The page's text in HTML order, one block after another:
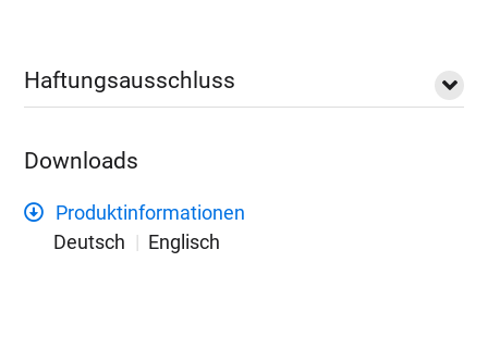
Haftungsausschluss
Downloads
Produktinformationen
Deutsch
Englisch